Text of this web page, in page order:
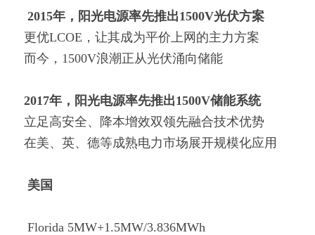
2015年，阳光电源率先推出1500V光伏方案
更优LCOE，让其成为平价上网的主力方案
而今，1500V浪潮正从光伏涌向储能
2017年，阳光电源率先推出1500V储能系统
立足高安全、降本增效双领先融合技术优势
在美、英、德等成熟电力市场展开规模化应用
美国
Florida 5MW+1.5MW/3.836MWh